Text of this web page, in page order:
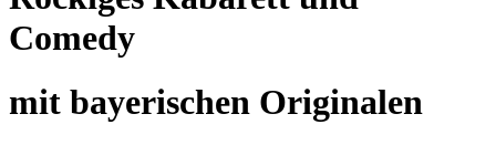
Comedy
mit bayerischen Originalen